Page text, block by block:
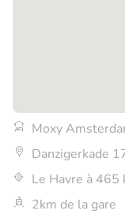
Moxy
Danzigerkade
Le Havre à
2km de la gare